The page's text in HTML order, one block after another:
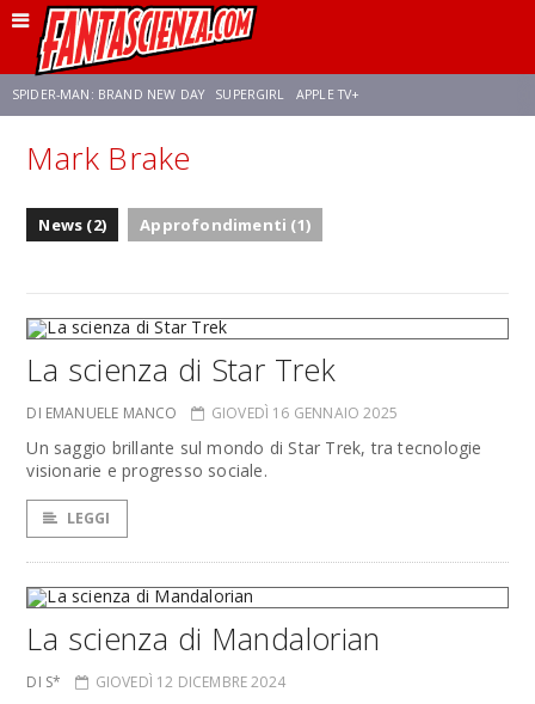
SPIDER-MAN: BRAND NEW DAY SUPERGIRL APPLE TV+
FRANCO RICCIARDIELLO ZENDAYA
Mark Brake
News (2) Approfondimenti (1)
La scienza di Star Trek
DI EMANUELE MANCO GIOVEDÌ 16 GENNAIO 2025
Un saggio brillante sul mondo di Star Trek, tra tecnologie
visionarie e progresso sociale.
LEGGI
La scienza di Mandalorian
DI S* GIOVEDÌ 12 DICEMBRE 2024